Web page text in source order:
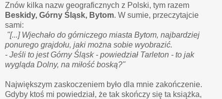
Znów kilka nazw geograficznych z Polski, tym razem
Beskidy, Górny Śląsk, Bytom. W sumie, przeczytajcie
sami:
"[...] Wjechało do górniczego miasta Bytom, najbardziej
ponurego grajdołu, jaki można sobie wyobrazić.
- Jeśli to jest Górny Śląsk - powiedział Tarleton - to jak
wygląda Dolny, na miłość boską?"
Największym zaskoczeniem było dla mnie zakończenie.
Gdyby ktoś mi powiedział, że tak skończy się ta książka,